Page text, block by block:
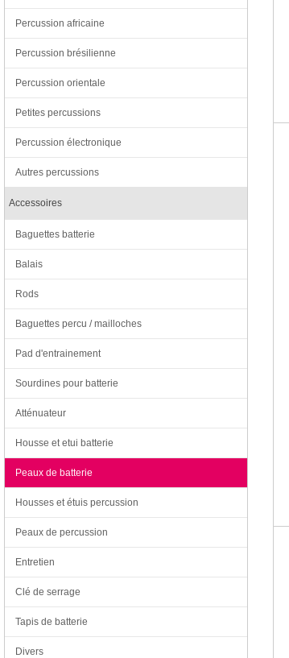
Percussion africaine
Percussion brésilienne
Percussion orientale
Petites percussions
Percussion électronique
Autres percussions
Accessoires
Baguettes batterie
Balais
Rods
Baguettes percu / mailloches
Pad d'entrainement
Sourdines pour batterie
Atténuateur
Housse et etui batterie
Peaux de batterie
Housses et étuis percussion
Peaux de percussion
Entretien
Clé de serrage
Tapis de batterie
Divers